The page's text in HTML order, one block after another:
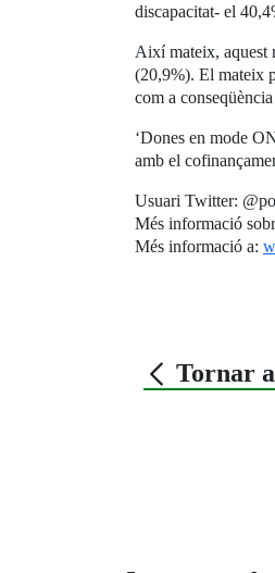
discapacitat- el
Així mateix, aquest
(20,9%). El mateix
com a
‘Dones en mode
amb el
Usuari Twitter:
Més informació
Més informació a:
Tornar